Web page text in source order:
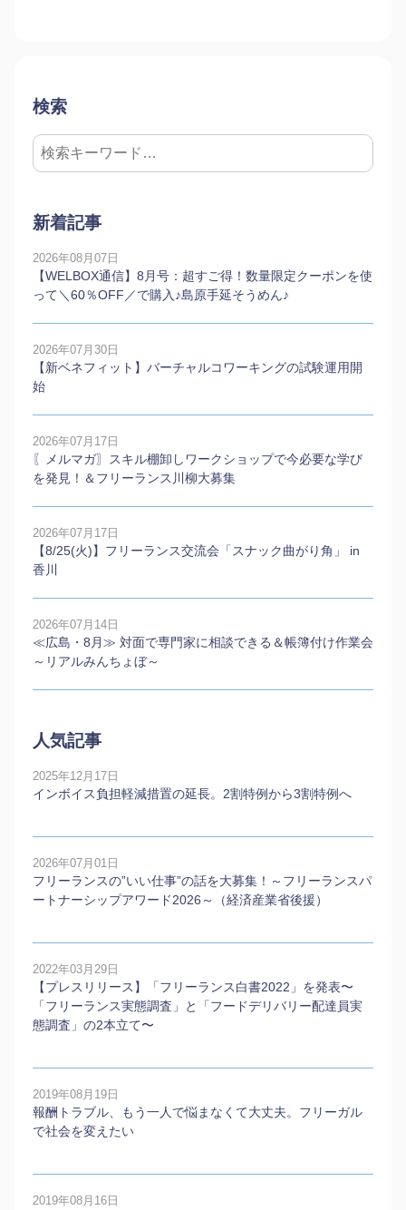
検索
新着記事
2026年08月07日
【WELBOX通信】8月号：超すご得！数量限定クーポンを使
って＼60％OFF／で購入♪島原手延そうめん♪
2026年07月30日
【新ベネフィット】バーチャルコワーキングの試験運用開
始
2026年07月17日
〖メルマガ〗スキル棚卸しワークショップで今必要な学び
を発見！＆フリーランス川柳大募集
2026年07月17日
【8/25(火)】フリーランス交流会「スナック曲がり角」 in
香川
2026年07月14日
≪広島・8月≫ 対面で専門家に相談できる＆帳簿付け作業会
～リアルみんちょぼ～
人気記事
2025年12月17日
インボイス負担軽減措置の延長。2割特例から3割特例へ
2026年07月01日
フリーランスの”いい仕事”の話を大募集！～フリーランスパ
ートナーシップアワード2026～（経済産業省後援）
2022年03月29日
【プレスリリース】「フリーランス白書2022」を発表〜
「フリーランス実態調査」と「フードデリバリー配達員実
態調査」の2本⽴て〜
2019年08月19日
報酬トラブル、もう一人で悩まなくて大丈夫。フリーガル
で社会を変えたい
2019年08月16日